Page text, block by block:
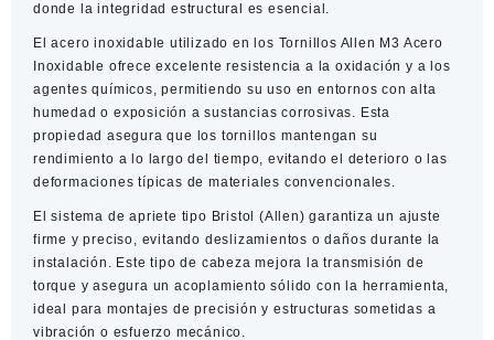
donde la integridad estructural es esencial.
El acero inoxidable utilizado en los Tornillos Allen M3 Acero
Inoxidable ofrece excelente resistencia a la oxidación y a los
agentes químicos, permitiendo su uso en entornos con alta
humedad o exposición a sustancias corrosivas. Esta
propiedad asegura que los tornillos mantengan su
rendimiento a lo largo del tiempo, evitando el deterioro o las
deformaciones típicas de materiales convencionales.
El sistema de apriete tipo Bristol (Allen) garantiza un ajuste
firme y preciso, evitando deslizamientos o daños durante la
instalación. Este tipo de cabeza mejora la transmisión de
torque y asegura un acoplamiento sólido con la herramienta,
ideal para montajes de precisión y estructuras sometidas a
vibración o esfuerzo mecánico.